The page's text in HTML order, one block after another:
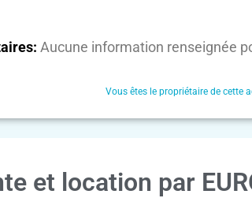
Aucune information renseignée
Vous êtes le propriétaire de cette
et location par